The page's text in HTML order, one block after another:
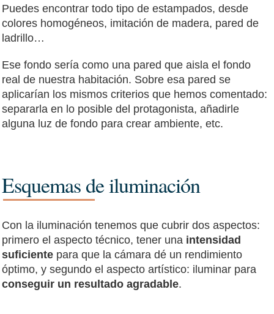
Puedes encontrar todo tipo de estampados, desde
colores homogéneos, imitación de madera, pared de
ladrillo…
Ese fondo sería como una pared que aisla el fondo
real de nuestra habitación. Sobre esa pared se
aplicarían los mismos criterios que hemos comentado:
separarla en lo posible del protagonista, añadirle
alguna luz de fondo para crear ambiente, etc.
Esquemas de iluminación
Con la iluminación tenemos que cubrir dos aspectos:
primero el aspecto técnico, tener una intensidad
suficiente para que la cámara dé un rendimiento
óptimo, y segundo el aspecto artístico: iluminar para
conseguir un resultado agradable.